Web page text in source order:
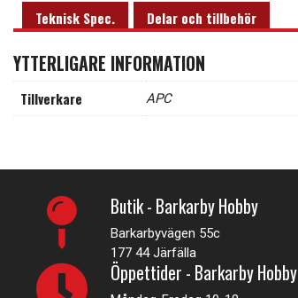
Teknisk Spec. Delar och tillbehör
YTTERLIGARE INFORMATION
Tillverkare APC
Butik - Barkarby Hobby
Barkarbyvägen 55c
177 44 Järfälla
Öppettider - Barkarby Hobby